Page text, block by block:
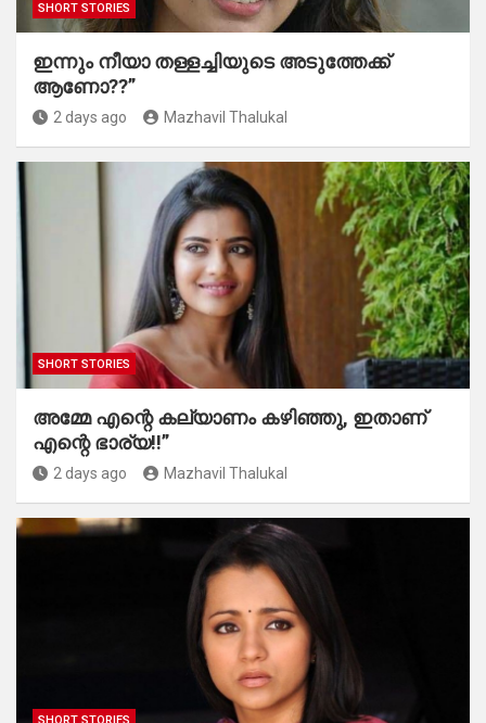
SHORT STORIES
ഇന്നും നീയാ തള്ളച്ചിയുടെ അടുത്തേക്ക്
ആണോ??”
2 days ago Mazhavil Thalukal
SHORT STORIES
അമ്മേ എന്റെ കല്യാണം കഴിഞ്ഞു, ഇതാണ്
എന്റെ ഭാര്യ!!”
2 days ago Mazhavil Thalukal